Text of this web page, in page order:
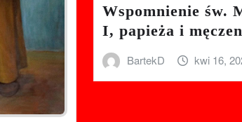
Wspomnienie św.
I, papieża i
BartekD kwi 16,